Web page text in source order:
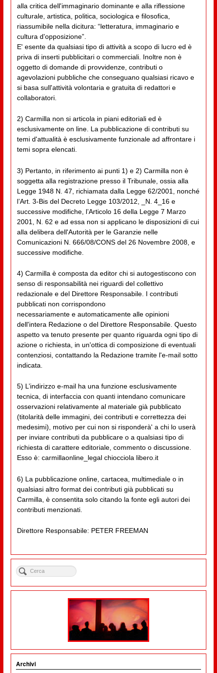
alla critica dell'immaginario dominante e alla riflessione
culturale, artistica, politica, sociologica e filosofica,
riassumibile nella dicitura: “letteratura, immaginario e
cultura d'opposizione”.
E' esente da qualsiasi tipo di attività a scopo di lucro ed è
priva di inserti pubblicitari o commerciali. Inoltre non è
oggetto di domande di provvidenze, contributi o
agevolazioni pubbliche che conseguano qualsiasi ricavo e
si basa sull'attività volontaria e gratuita di redattori e
collaboratori.
2) Carmilla non si articola in piani editoriali ed è
esclusivamente on line. La pubblicazione di contributi su
temi d'attualità è esclusivamente funzionale ad affrontare i
temi sopra elencati.
3) Pertanto, in riferimento ai punti 1) e 2) Carmilla non è
soggetta alla registrazione presso il Tribunale, ossia alla
Legge 1948 N. 47, richiamata dalla Legge 62/2001, nonché
l’Art. 3-Bis del Decreto Legge 103/2012, _N. 4_16 e
successive modifiche, l’Articolo 16 della Legge 7 Marzo
2001, N. 62 e ad essa non si applicano le disposizioni di cui
alla delibera dell'Autorità per le Garanzie nelle
Comunicazioni N. 666/08/CONS del 26 Novembre 2008, e
successive modifiche.
4) Carmilla è composta da editor chi si autogestiscono con
senso di responsabilità nei riguardi del collettivo
redazionale e del Direttore Responsabile. I contributi
pubblicati non corrispondono
necessariamente e automaticamente alle opinioni
dell'intera Redazione o del Direttore Responsabile. Questo
aspetto va tenuto presente per quanto riguarda ogni tipo di
azione o richiesta, in un'ottica di composizione di eventuali
contenziosi, contattando la Redazione tramite l'e-mail sotto
indicata.
5) L’indirizzo e-mail ha una funzione esclusivamente
tecnica, di interfaccia con quanti intendano comunicare
osservazioni relativamente al materiale già pubblicato
(titolarità delle immagini, dei contributi e correttezza dei
medesimi), motivo per cui non si risponderà' a chi lo userà
per inviare contributi da pubblicare o a qualsiasi tipo di
richiesta di carattere editoriale, commento o discussione.
Esso è: carmillaonline_legal chiocciola libero.it
6) La pubblicazione online, cartacea, multimediale o in
qualsiasi altro format dei contributi già pubblicati su
Carmilla, è consentita solo citando la fonte egli autori dei
contributi menzionati.
Direttore Responsabile: PETER FREEMAN
Archivi